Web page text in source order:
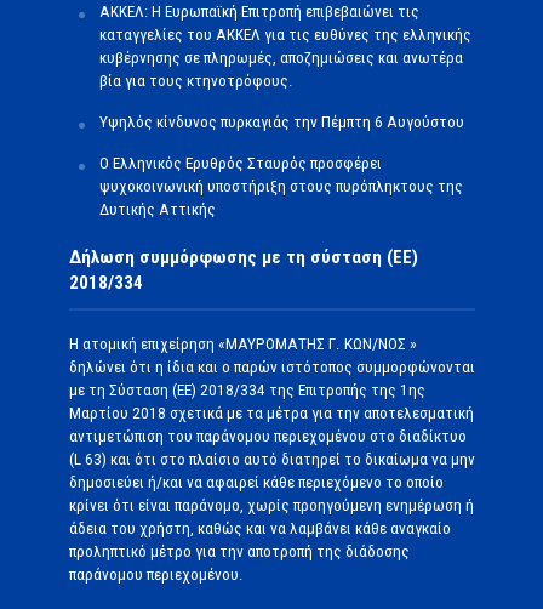
ΑΚΚΕΛ: Η Ευρωπαϊκή Επιτροπή επιβεβαιώνει τις
καταγγελίες του ΑΚΚΕΛ για τις ευθύνες της ελληνικής
κυβέρνησης σε πληρωμές, αποζημιώσεις και ανωτέρα
βία για τους κτηνοτρόφους.
Υψηλός κίνδυνος πυρκαγιάς την Πέμπτη 6 Αυγούστου
Ο Ελληνικός Ερυθρός Σταυρός προσφέρει
ψυχοκοινωνική υποστήριξη στους πυρόπληκτους της
Δυτικής Αττικής
Δήλωση συμμόρφωσης με τη σύσταση (ΕΕ)
2018/334
Η ατομική επιχείρηση «ΜΑΥΡΟΜΑΤΗΣ Γ. ΚΩΝ/ΝΟΣ »
δηλώνει ότι η ίδια και ο παρών ιστότοπος συμμορφώνονται
με τη Σύσταση (ΕΕ) 2018/334 της Επιτροπής της 1ης
Μαρτίου 2018 σχετικά με τα μέτρα για την αποτελεσματική
αντιμετώπιση του παράνομου περιεχομένου στο διαδίκτυο
(L 63) και ότι στο πλαίσιο αυτό διατηρεί το δικαίωμα να μην
δημοσιεύει ή/και να αφαιρεί κάθε περιεχόμενο το οποίο
κρίνει ότι είναι παράνομο, χωρίς προηγούμενη ενημέρωση ή
άδεια του χρήστη, καθώς και να λαμβάνει κάθε αναγκαίο
προληπτικό μέτρο για την αποτροπή της διάδοσης
παράνομου περιεχομένου.